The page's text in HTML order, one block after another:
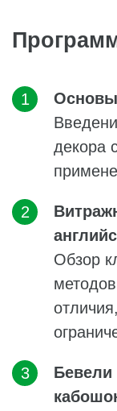
Основы
декора
Обзор